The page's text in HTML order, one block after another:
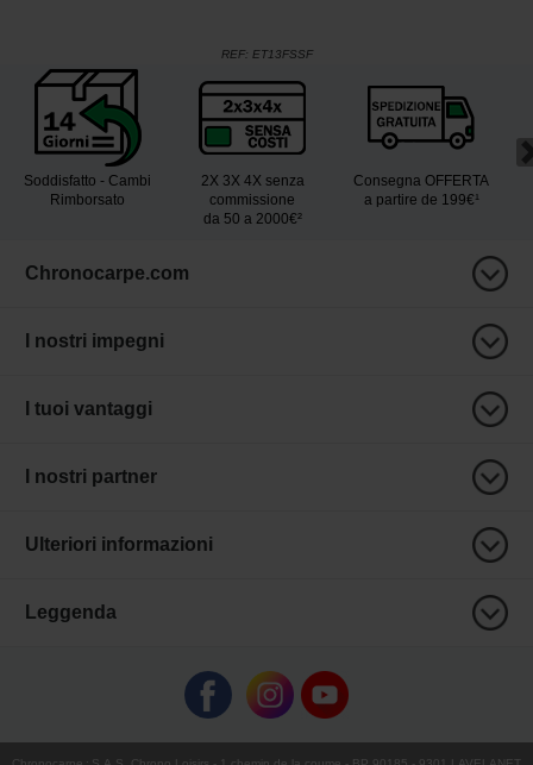
REF: ET13FSSF
Soddisfatto - Cambi
Rimborsato
2X 3X 4X senza
commissione
da 50 a 2000€²
Consegna OFFERTA
a partire de 199€¹
Chronocarpe.com
I nostri impegni
I tuoi vantaggi
I nostri partner
Ulteriori informazioni
Leggenda